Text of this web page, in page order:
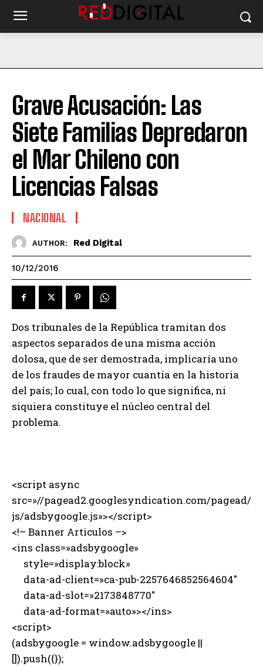
Grave Acusación: Las
Siete Familias Depredaron
el Mar Chileno con
Licencias Falsas
NACIONAL
AUTHOR: Red Digital
10/12/2016
Dos tribunales de la República tramitan dos
aspectos separados de una misma acción
dolosa, que de ser demostrada, implicaría uno
de los fraudes de mayor cuantía en la historia
del país; lo cual, con todo lo que significa, ni
siquiera constituye el núcleo central del
problema.
<script async
src=»//pagead2.googlesyndication.com/pagead/
js/adsbygoogle.js»></script>
<!– Banner Articulos –>
<ins class=»adsbygoogle»
style=»display:block»
data-ad-client=»ca-pub-2257646852564604″
data-ad-slot=»2173848770″
data-ad-format=»auto»></ins>
<script>
(adsbygoogle = window.adsbygoogle ||
[]).push({});